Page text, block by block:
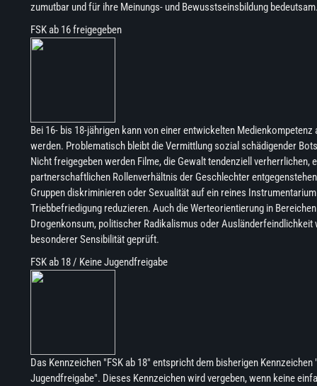
zumutbar und für ihre Meinungs- und Bewusstseinsbildung
FSK ab 16 freigegeben
Bei 16- bis 18-jährigen kann von einer entwickelten Medienkompetenz
werden. Problematisch bleibt die Vermittlung sozial schädigender
Nicht freigegeben werden Filme, die Gewalt tendenziell verherrlichen,
partnerschaftlichen Rollenverhältnis der Geschlechter
Gruppen diskriminieren oder Sexualität auf ein reines
Triebbefriedigung reduzieren. Auch die Werteorientierung in
Drogenkonsum, politischer Radikalismus oder Ausländerfeindlichkeit
besonderer Sensibilität geprüft.
FSK ab 18 / Keine Jugendfreigabe
Das Kennzeichen "FSK ab 18" entspricht dem bisherigen Kennzeichen
Jugendfreigabe". Dieses Kennzeichen wird vergeben, wenn keine